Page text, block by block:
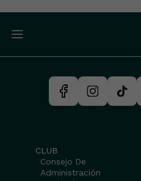
CLUB
Consejo De
Administración